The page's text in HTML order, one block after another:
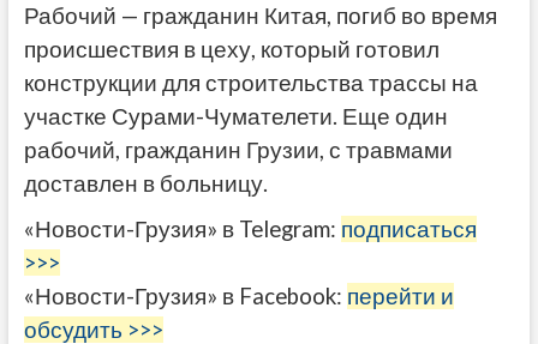
Рабочий — гражданин Китая, погиб во время
происшествия в цеху, который готовил
конструкции для строительства трассы на
участке Сурами-Чумателети. Еще один
рабочий, гражданин Грузии, с травмами
доставлен в больницу.
«Новости-Грузия» в Telegram: подписаться
>>>
«Новости-Грузия» в Facebook: перейти и
обсудить >>>